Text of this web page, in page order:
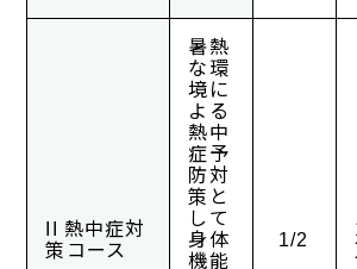
II 熱中症対
策コース
暑熱
な環
境に
よる
熱中
症予
防対
策と
して
身体
機能
1/2